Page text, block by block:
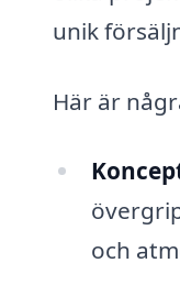
unik
Här är
och